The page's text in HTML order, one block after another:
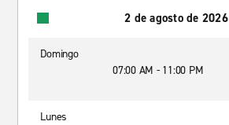
2 de agosto de 2026
Domingo
07:00 AM - 11:00 PM
Lunes